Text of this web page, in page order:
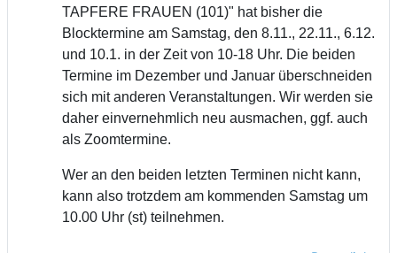
TAPFERE FRAUEN (101)" hat bisher die
Blocktermine am Samstag, den 8.11., 22.11., 6.12.
und 10.1. in der Zeit von 10-18 Uhr. Die beiden
Termine im Dezember und Januar überschneiden
sich mit anderen Veranstaltungen. Wir werden sie
daher einvernehmlich neu ausmachen, ggf. auch
als Zoomtermine.
Wer an den beiden letzten Terminen nicht kann,
kann also trotzdem am kommenden Samstag um
10.00 Uhr (st) teilnehmen.